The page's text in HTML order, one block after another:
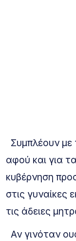
Συμπλέουν με
αφού και για
κυβέρνηση
στις γυναίκες
τις άδειες
Αν γινόταν